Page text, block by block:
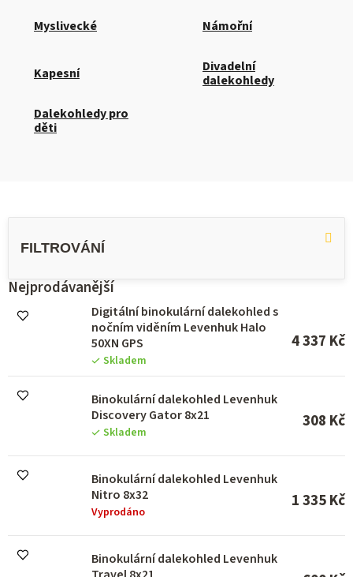
Myslivecké Námořní
Kapesní
Divadelní
dalekohledy
Dalekohledy pro
děti
Nejprodávanější
Digitální binokulární dalekohled s
nočním viděním Levenhuk Halo
50XN GPS
Skladem
4 337 Kč
Binokulární dalekohled Levenhuk
Discovery Gator 8x21
Skladem
308 Kč
Binokulární dalekohled Levenhuk
Nitro 8x32
Vyprodáno
1 335 Kč
Binokulární dalekohled Levenhuk
V
s